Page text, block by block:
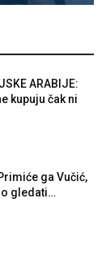
ARABIJE:
kupuju čak ni
ga Vučić,
gledati…